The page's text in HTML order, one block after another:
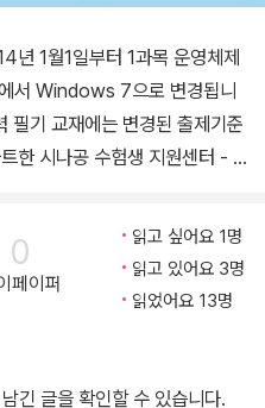
서 Windows 7으로 변경됩니
필기 교재에는 변경된 출제기준
동영상 강의를 시청할 수 있습
10년간 쌓인 30만 회원들의
0
페이퍼
읽고 싶어요 1명
읽고 있어요 3명
읽었어요 13명
긴 글을 확인할 수 있습니다.